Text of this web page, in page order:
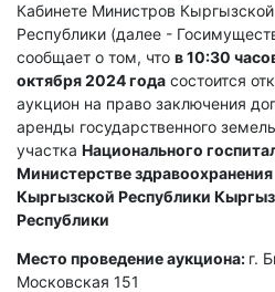
Кабинете Министров Кыргызской
Республики (далее -
сообщает о том, что в 10:30
октября 2024 года состоится
аукцион на право заключения
аренды государственного
участка Национального
Министерстве здравоохранения
Кыргызской Республики
Республики
Место проведение аукциона: г.
Московская 151